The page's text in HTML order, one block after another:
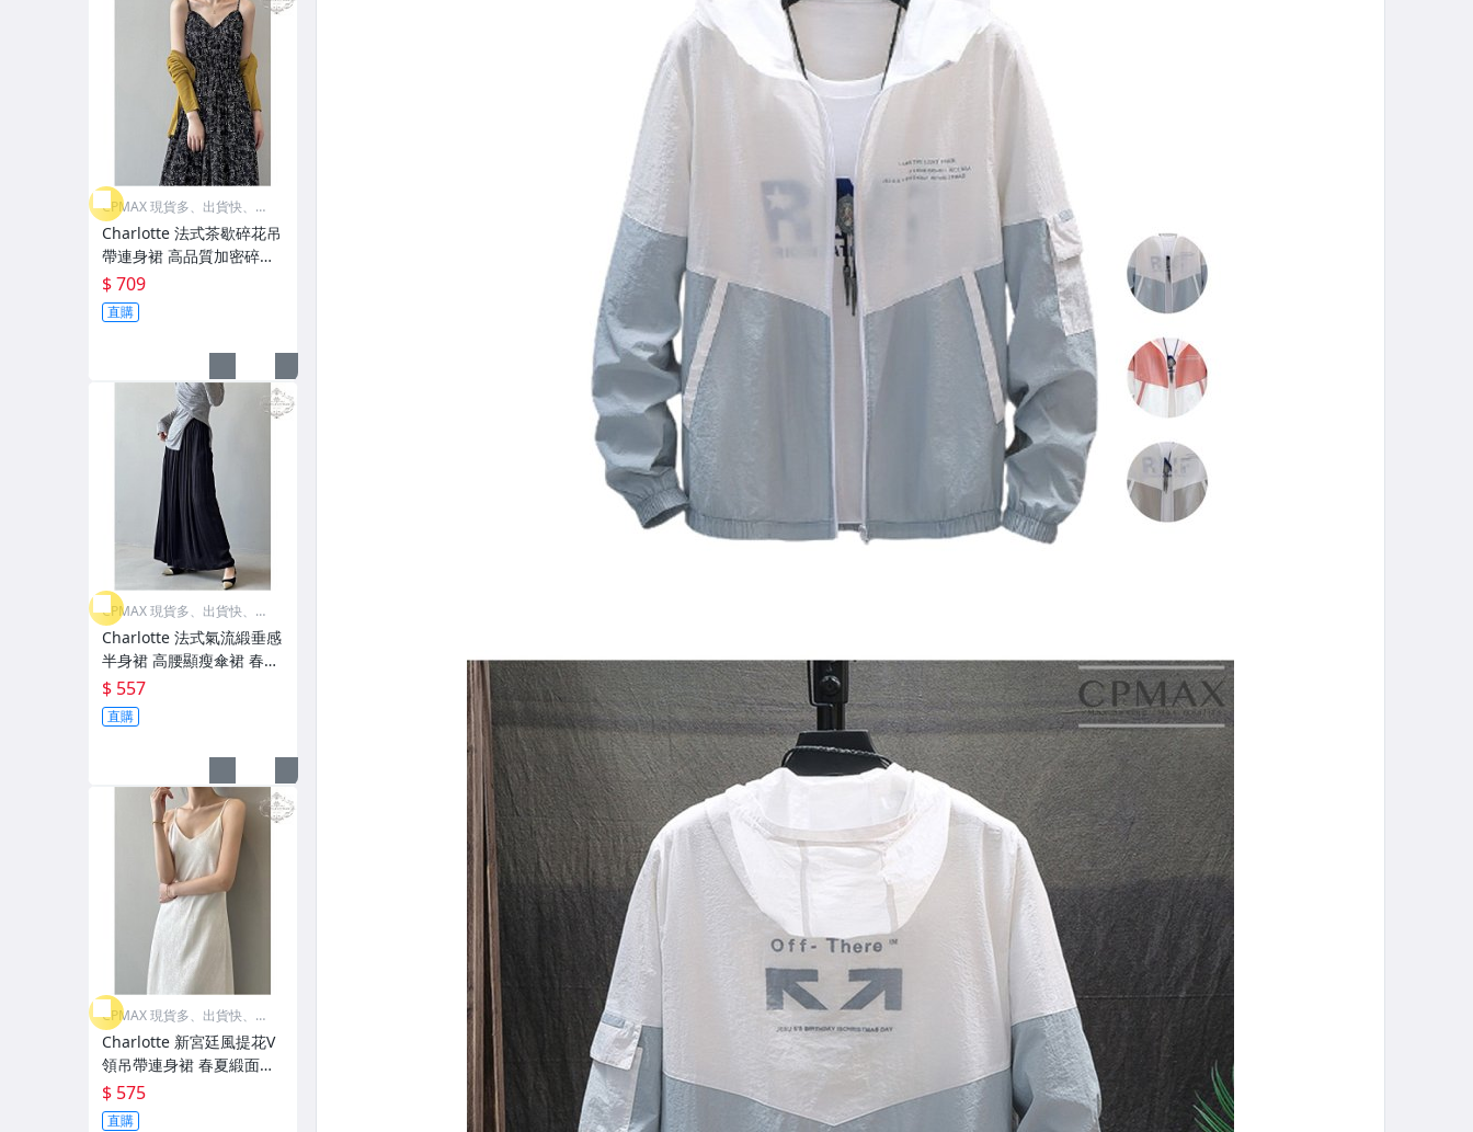
CPMAX 現貨多、出貨快、最
超值
Charlotte 法式茶歇碎花吊
帶連身裙 高品質加密碎花
V字領鬆緊腰法式摺皺長裙
【CHSK142】
$ 709
直購
CPMAX 現貨多、出貨快、最
超值
Charlotte 法式氣流緞垂感
半身裙 高腰顯瘦傘裙 春夏
新款簡約顯瘦高腰傘裙 半
身裙【CHSK141】
$ 557
直購
CPMAX 現貨多、出貨快、最
超值
Charlotte 新宮廷風提花V
領吊帶連身裙 春夏緞面垂
感長裙 文藝復古緹花無袖
背心長裙【CHSK139】
$ 575
直購